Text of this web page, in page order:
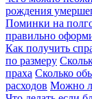
рождения
Поминки на
правильно
Как получить
по размеру
праха Сколько
расходов Можно